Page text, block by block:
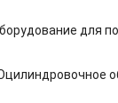
для